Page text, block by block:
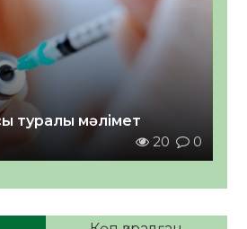
туралы мәлімет
20 0